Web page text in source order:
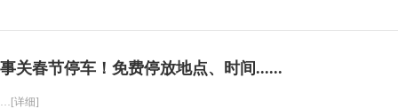
事关春节停车！免费停放地点、时间......
…[详细]